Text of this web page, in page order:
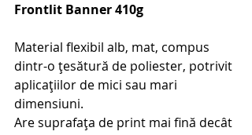
Frontlit Banner 410g
Material flexibil alb, mat, compus
dintr-o ţesătură de poliester, potrivit
aplicațiilor de mici sau mari
dimensiuni.
Are suprafața de print mai fină decât